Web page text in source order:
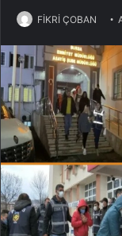
FİKRİ ÇOBAN